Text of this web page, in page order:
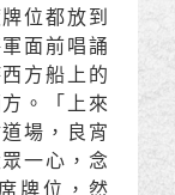
位都放到
面前唱誦
方船上的
。「上來
場，良宵
一心，念
牌位，然